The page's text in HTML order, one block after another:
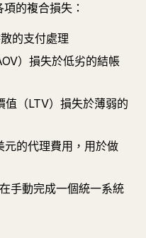
的複合損失：
的支付處理
）損失於低劣的結帳
（LTV）損失於薄弱的
的代理費用，用於做
手動完成一個統一系統